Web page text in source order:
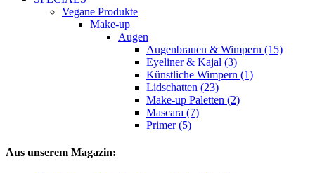
Vegane Produkte
Make-up
Augen
Augenbrauen & Wimpern (15)
Eyeliner & Kajal (3)
Künstliche Wimpern (1)
Lidschatten (23)
Make-up Paletten (2)
Mascara (7)
Primer (5)
Aus unserem Magazin: